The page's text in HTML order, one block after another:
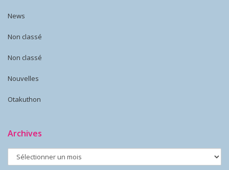
News
Non classé
Non classé
Nouvelles
Otakuthon
Archives